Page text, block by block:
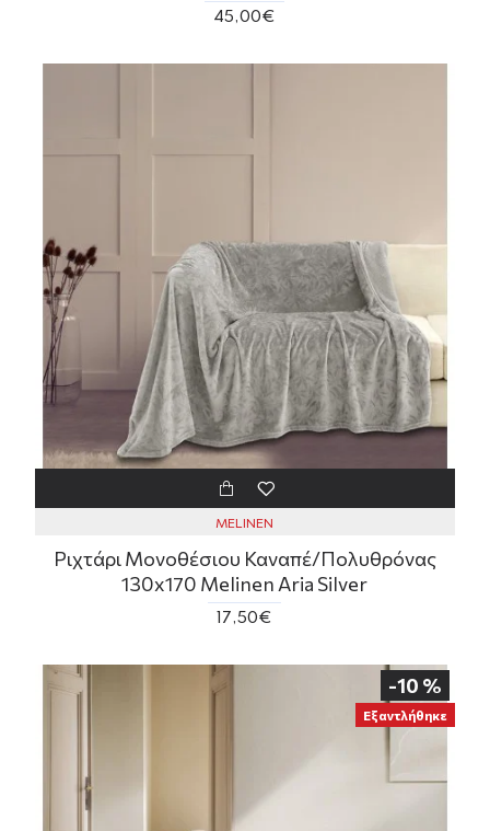
45,00€
MELINEN
Ριχτάρι Μονοθέσιου Καναπέ/Πολυθρόνας
130x170 Melinen Aria Silver
17,50€
-10 %
Εξαντλήθηκε